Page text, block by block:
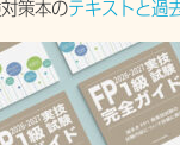
策本のテキストと過